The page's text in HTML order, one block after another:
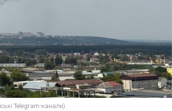
Telegram-канали)